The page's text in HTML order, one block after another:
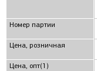
Номер партии
Цена, розничная
Цена, опт(1)